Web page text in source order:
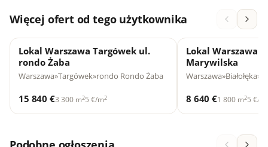
Więcej ofert od tego użytkownika
Lokal Warszawa Targówek ul.
rondo Żaba
Warszawa»Targówek»rondo Rondo Żaba
15 840 €3 300 m25 €/m2
Lokal Warszawa
Marywilska
Warszawa»Białołęka»
8 640 €1 800 m25 €/m